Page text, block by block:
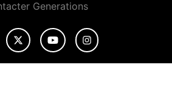
Generations